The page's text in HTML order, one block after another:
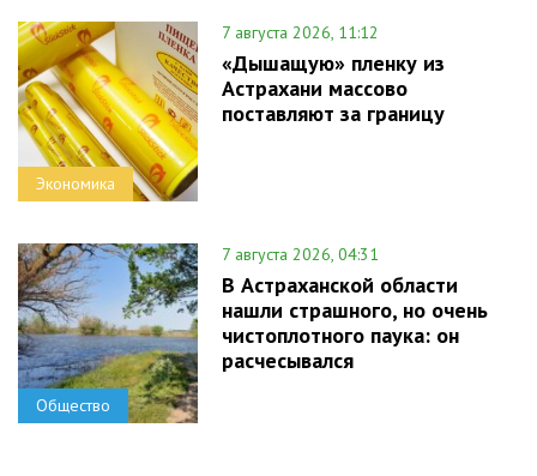
Экономика
7 августа 2026, 11:12
«Дышащую» пленку из
Астрахани массово
поставляют за границу
Общество
7 августа 2026, 04:31
В Астраханской области
нашли страшного, но очень
чистоплотного паука: он
расчесывался